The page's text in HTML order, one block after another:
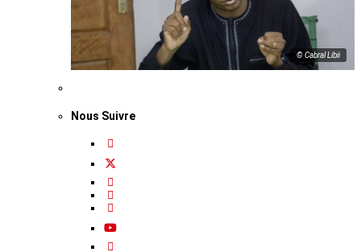
© Cabral Libii
Nous Suivre